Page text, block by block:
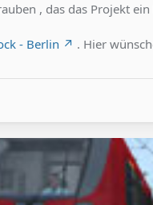
, das das Projekt
- Berlin
. Hier